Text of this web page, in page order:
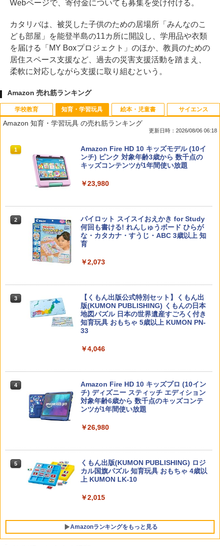
Webページで、寄付金についても募集を受け付ける。
カタリバは、被災した子供のための居場所「みんなのこ
ども部屋」を能登半島の11カ所に開設し、学用品や衣類
を届ける「MY Boxプロジェクト」のほか、教員のための
居住スペース支援など、過去の災害支援活動を踏まえ、
柔軟に対応しながら支援に取り組むという。
Amazon 売れ筋ランキング
学校教育
1 先生のためのGoogle AI完全攻略図鑑
￥-
2 子どもが変わる魔法の言葉
￥2,200
カウンセリングとは何か 変化するという
こと (講談社現代新書 2787)
￥1,540
￥1,870
ゼロからわかる！ みるみる図形に強く
￥1,430
知育・学習玩具
Amazon 知育・学習玩具 の売れ筋ランキング
更新日時：2026/08/06 06:18
1
Amazon Fire HD 10 キッズモデル (10イ
ンチ) ピンク 対象年齢3歳から 数千点の
キッズコンテンツが1年間使い放題
￥23,980
2
パイロット スイスイおえかき for Study
何回も書ける! れんしゅうボード ひらが
な・カタカナ・すうじ・ABC 3歳以上 知
育
￥2,073
3
【くもん出版公式特別セット】くもん出
版(KUMON PUBLISHING) くもんの日本
地図パズル 日本の世界遺産すごろく付き
知育玩具 おもちゃ 5歳以上 KUMON PN-
33
￥4,046
4
Amazon Fire HD 10 キッズプロ (10イン
チ) ディズニー スティッチ エディション
対象年齢6歳から 数千点のキッズコンテ
ンツが1年間使い放題
￥26,980
5
くもん出版(KUMON PUBLISHING) ロジ
カル国旗パズル 知育玩具 おもちゃ 4歳以
上 KUMON LK-10
￥2,015
Amazonランキングをもっと見る
絵本・児童書 サイエンス